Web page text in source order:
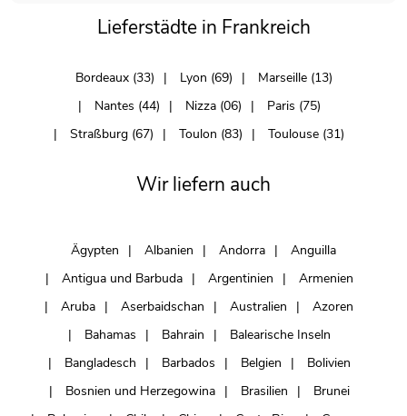
Lieferstädte in Frankreich
Bordeaux (33) Lyon (69)
Marseille (13)
Nantes (44)
Nizza (06)
Paris (75)
Straßburg (67)
Toulon (83) Toulouse (31)
Wir liefern auch
Ägypten Albanien Andorra
Anguilla
Antigua und Barbuda
Argentinien
Armenien
Aruba
Aserbaidschan Australien
Azoren
Bahamas
Bahrain
Balearische Inseln
Bangladesch
Barbados Belgien
Bolivien
Bosnien und Herzegowina
Brasilien
Brunei